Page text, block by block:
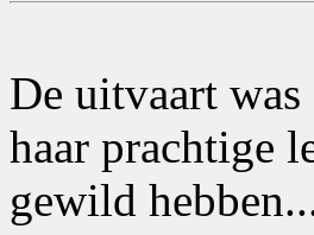
De uitvaart
haar prachtige
gewild